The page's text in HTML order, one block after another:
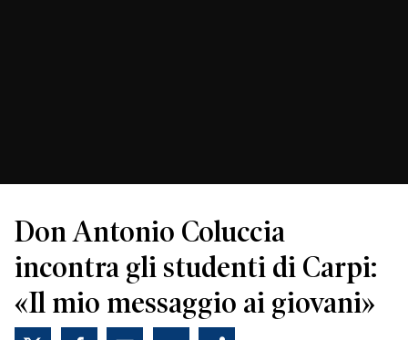
Don Antonio Coluccia
incontra gli studenti di Carpi:
«Il mio messaggio ai giovani»